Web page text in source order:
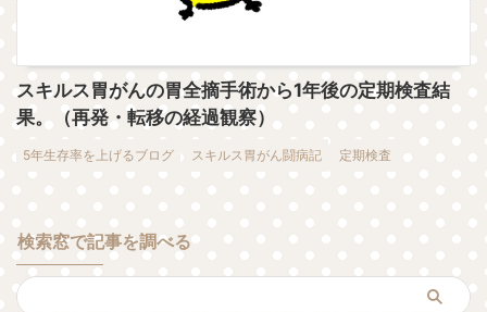
スキルス胃がんの胃全摘手術から1年後の定期検査結
果。（再発・転移の経過観察）
5年生存率を上げるブログ スキルス胃がん闘病記 定期検査
検索窓で記事を調べる